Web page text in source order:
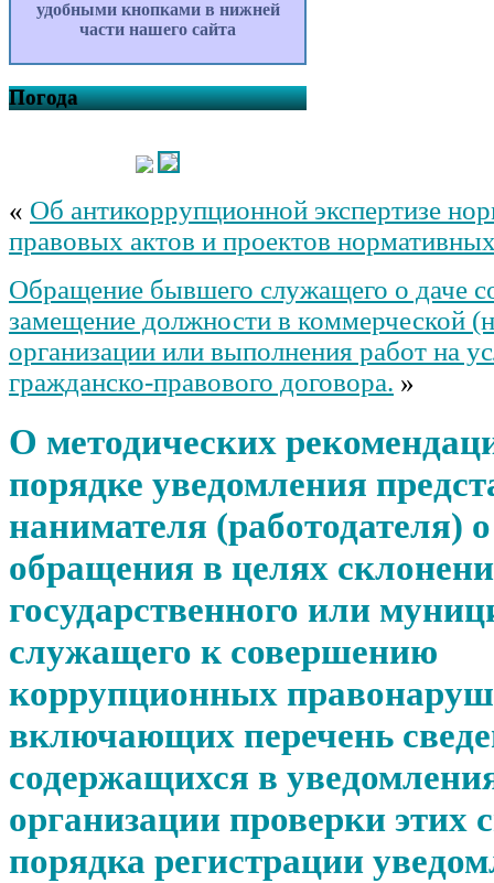
удобными кнопками в нижней
части нашего сайта
Погода
« Об антикоррупционной экспертизе
правовых актов и проектов
Обращение бывшего служащего о даче
замещение должности в коммерческой
организации или выполнения работ на
гражданско-правового договора. »
О методических
порядке уведомления
нанимателя (работодателя)
обращения в целях
государственного или
служащего к совершению
коррупционных
включающих перечень
содержащихся в
организации проверки этих
порядка регистрации